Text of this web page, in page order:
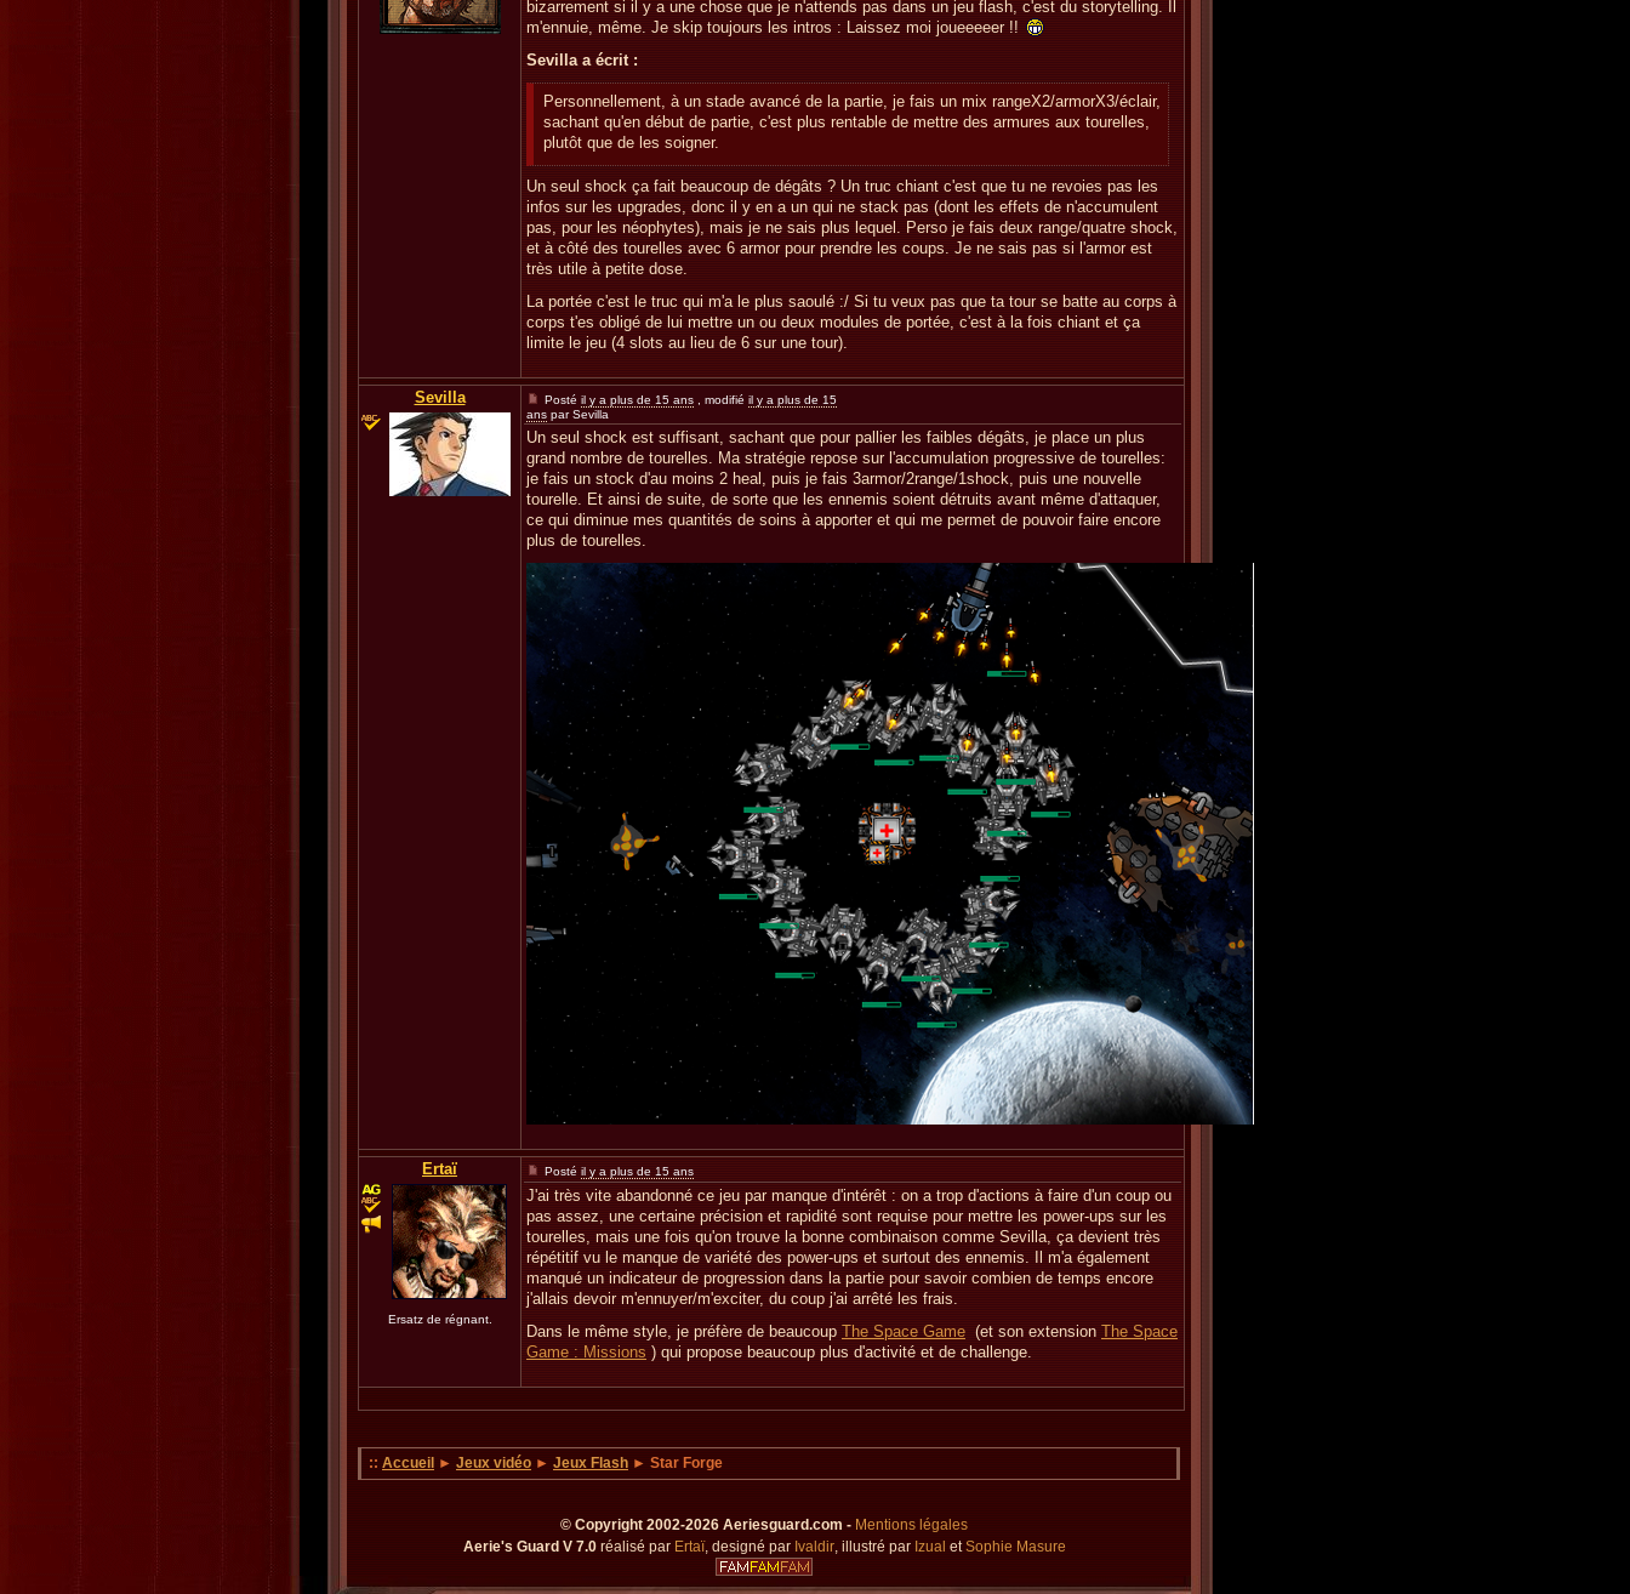
bizarrement si il y a une chose que je n'attends pas dans un jeu flash, c'est du storytelling. Il
m'ennuie, même. Je skip toujours les intros : Laissez moi joueeeeer !!
Sevilla a écrit :
Personnellement, à un stade avancé de la partie, je fais un mix rangeX2/armorX3/éclair,
sachant qu'en début de partie, c'est plus rentable de mettre des armures aux tourelles,
plutôt que de les soigner.
Un seul shock ça fait beaucoup de dégâts ? Un truc chiant c'est que tu ne revoies pas les
infos sur les upgrades, donc il y en a un qui ne stack pas (dont les effets de n'accumulent
pas, pour les néophytes), mais je ne sais plus lequel. Perso je fais deux range/quatre shock,
et à côté des tourelles avec 6 armor pour prendre les coups. Je ne sais pas si l'armor est
très utile à petite dose.
La portée c'est le truc qui m'a le plus saoulé :/ Si tu veux pas que ta tour se batte au corps à
corps t'es obligé de lui mettre un ou deux modules de portée, c'est à la fois chiant et ça
limite le jeu (4 slots au lieu de 6 sur une tour).
Sevilla Posté il y a plus de 15 ans , modifié il y a plus de 15
ans par Sevilla
Un seul shock est suffisant, sachant que pour pallier les faibles dégâts, je place un plus
grand nombre de tourelles. Ma stratégie repose sur l'accumulation progressive de tourelles:
je fais un stock d'au moins 2 heal, puis je fais 3armor/2range/1shock, puis une nouvelle
tourelle. Et ainsi de suite, de sorte que les ennemis soient détruits avant même d'attaquer,
ce qui diminue mes quantités de soins à apporter et qui me permet de pouvoir faire encore
plus de tourelles.
Ertaï
Ersatz de régnant.
Posté il y a plus de 15 ans
J'ai très vite abandonné ce jeu par manque d'intérêt : on a trop d'actions à faire d'un coup ou
pas assez, une certaine précision et rapidité sont requise pour mettre les power-ups sur les
tourelles, mais une fois qu'on trouve la bonne combinaison comme Sevilla, ça devient très
répétitif vu le manque de variété des power-ups et surtout des ennemis. Il m'a également
manqué un indicateur de progression dans la partie pour savoir combien de temps encore
j'allais devoir m'ennuyer/m'exciter, du coup j'ai arrêté les frais.
Dans le même style, je préfère de beaucoup The Space Game (et son extension The Space
Game : Missions ) qui propose beaucoup plus d'activité et de challenge.
:: Accueil ► Jeux vidéo ► Jeux Flash ► Star Forge
© Copyright 2002-2026 Aeriesguard.com - Mentions légales
Aerie's Guard V 7.0réalisé par Ertaï, designé par Ivaldir, illustré par Izual etSophie Masure